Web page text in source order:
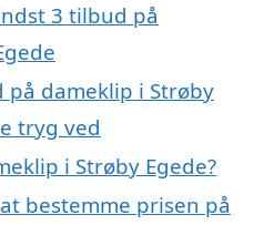
3 tilbud på
på dameklip i Strøby
tryg ved
i Strøby Egede?
bestemme prisen på